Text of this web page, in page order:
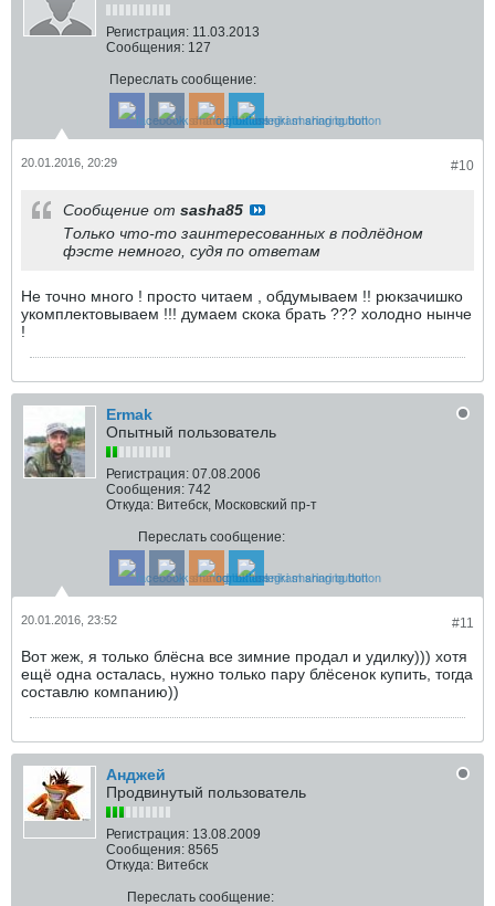
Регистрация: 11.03.2013
Сообщения: 127
Переслать сообщение:
#10
20.01.2016, 20:29
Сообщение от sasha85
Только что-то заинтересованных в подлёдном
фэсте немного, судя по ответам
Не точно много ! просто читаем , обдумываем !! рюкзачишко
укомплектовываем !!! думаем скока брать ??? холодно нынче
!
Ermak
Опытный пользователь
Регистрация: 07.08.2006
Сообщения: 742
Откуда: Витебск, Московский пр-т
Переслать сообщение:
#11
20.01.2016, 23:52
Вот жеж, я только блёсна все зимние продал и удилку))) хотя
ещё одна осталась, нужно только пару блёсенок купить, тогда
составлю компанию))
Анджей
Продвинутый пользователь
Регистрация: 13.08.2009
Сообщения: 8565
Откуда: Витебск
Переслать сообщение: